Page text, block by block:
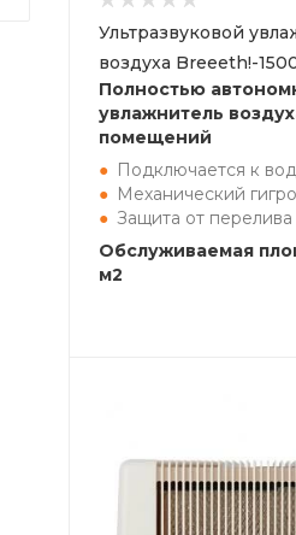
Ультразвуковой
воздуха Breeeth!-
Полностью
увлажнитель
помещений
Подключается к
Механический
Защита от перелива
Обслуживаемая
м2